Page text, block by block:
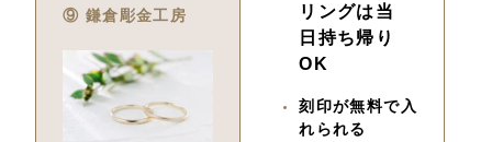
⑨ 鎌倉彫金工房
リングは当
日持ち帰り
OK
刻印が無料で入
れられる